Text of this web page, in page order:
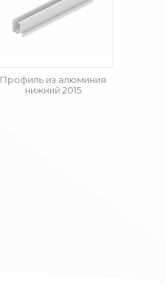
Профиль из алюминия
нижний 2015